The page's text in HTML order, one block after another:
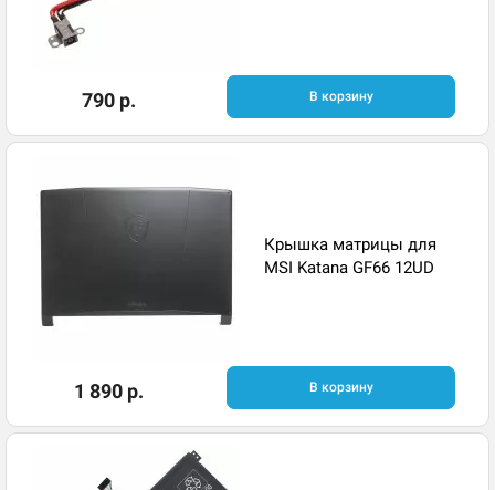
790 р. В корзину
Крышка матрицы для
MSI Katana GF66 12UD
1 890 р. В корзину